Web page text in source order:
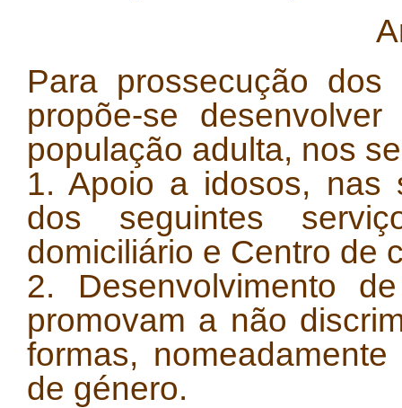
Para prossecução
propõe-se
população adulta, nos
1. Apoio a idosos, nas
dos seguintes
domiciliário e Centro de
2. Desenvolvimento
promovam a não
formas,
de género.